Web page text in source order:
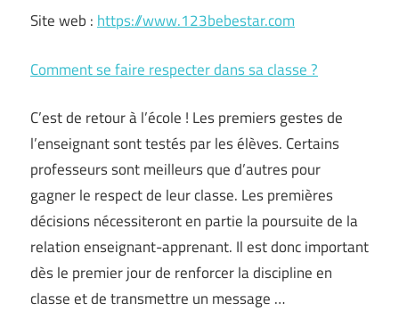
Site web : https://www.123bebestar.com
Comment se faire respecter dans sa classe ?
C’est de retour à l’école ! Les premiers gestes de
l’enseignant sont testés par les élèves. Certains
professeurs sont meilleurs que d’autres pour
gagner le respect de leur classe. Les premières
décisions nécessiteront en partie la poursuite de la
relation enseignant-apprenant. Il est donc important
dès le premier jour de renforcer la discipline en
classe et de transmettre un message …